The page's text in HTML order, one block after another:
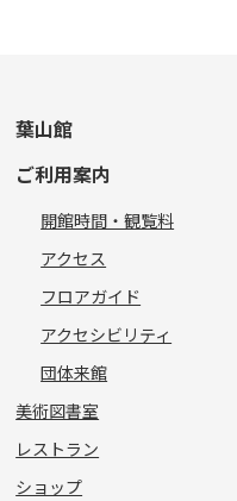
葉山館
ご利用案内
開館時間・観覧料
アクセス
フロアガイド
アクセシビリティ
団体来館
美術図書室
レストラン
ショップ